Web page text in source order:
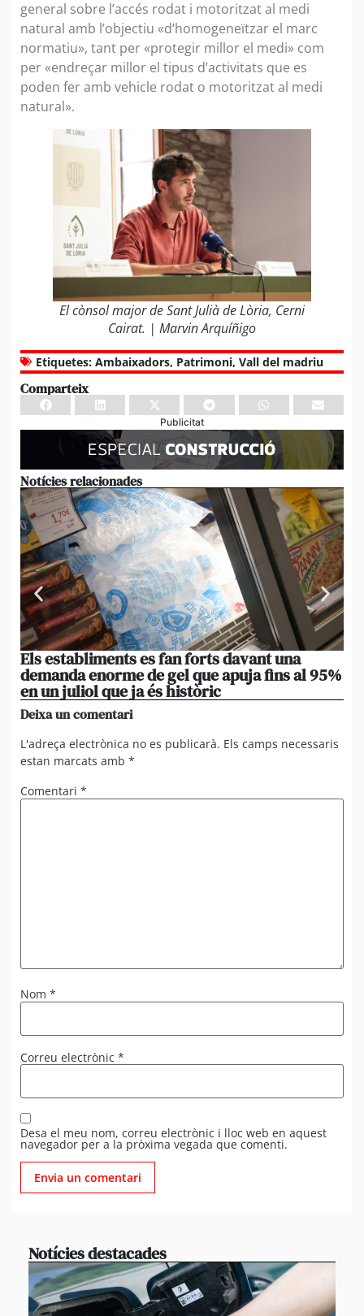
general sobre l’accés rodat i motoritzat al medi
natural amb l’objectiu «d’homogeneïtzar el marc
normatiu», tant per «protegir millor el medi» com
per «endreçar millor el tipus d’activitats que es
poden fer amb vehicle rodat o motoritzat al medi
natural».
El cònsol major de Sant Julià de Lòria, Cerni
Cairat. | Marvin Arquíñigo
Etiquetes: Ambaixadors, Patrimoni, Vall del madriu
Comparteix
Publicitat
Notícies relacionades
Els establiments es fan forts davant una
demanda enorme de gel que apuja fins al 95%
en un juliol que ja és històric
Deixa un comentari
L'adreça electrònica no es publicarà. Els camps necessaris
estan marcats amb *
Comentari *
Nom *
Correu electrònic *
Desa el meu nom, correu electrònic i lloc web en aquest
navegador per a la pròxima vegada que comenti.
Notícies destacades